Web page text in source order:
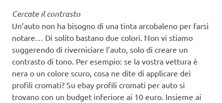
Cercate il contrasto
Un’auto non ha bisogno di una tinta arcobaleno per farsi
notare… Di solito bastano due colori. Non vi stiamo
suggerendo di riverniciare l’auto, solo di creare un
contrasto di tono. Per esempio: se la vostra vettura è
nera o un colore scuro, cosa ne dite di applicare dei
profili cromati? Su ebay profili cromati per auto si
trovano con un budget inferiore ai 10 euro. Insieme ai